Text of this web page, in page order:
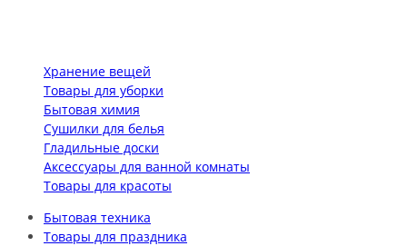
Хранение вещей
Товары для уборки
Бытовая химия
Сушилки для белья
Гладильные доски
Аксессуары для ванной комнаты
Товары для красоты
Бытовая техника
Товары для праздника